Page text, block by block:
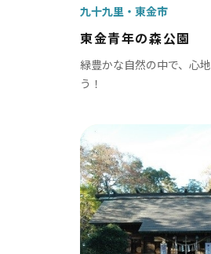
ショッピング・道の
ベイエリア
千葉市
市川市
東金青年の森公園
緑豊かな自然の中で、心
う！
九十九里 東金市